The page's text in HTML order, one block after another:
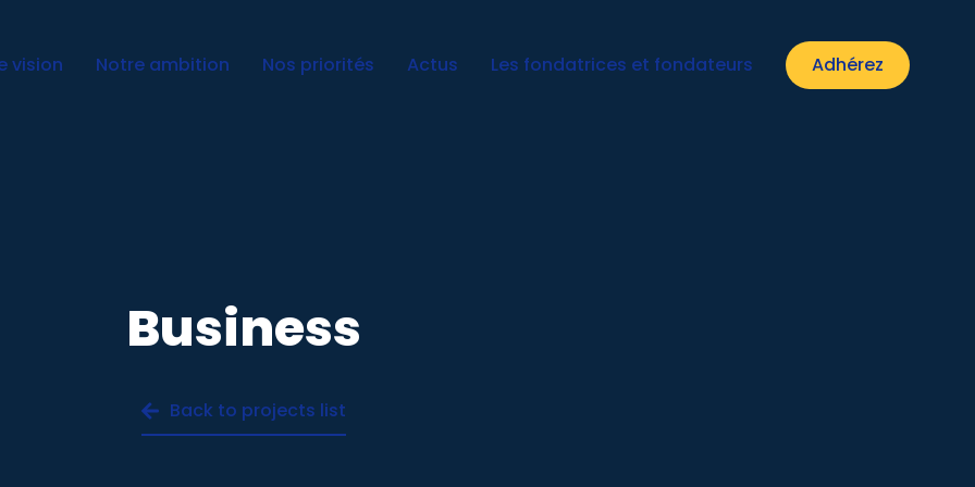
vision Notre ambition Nos priorités Actus Les fondatrices et fondateurs Adhérez
Business
Back to projects list